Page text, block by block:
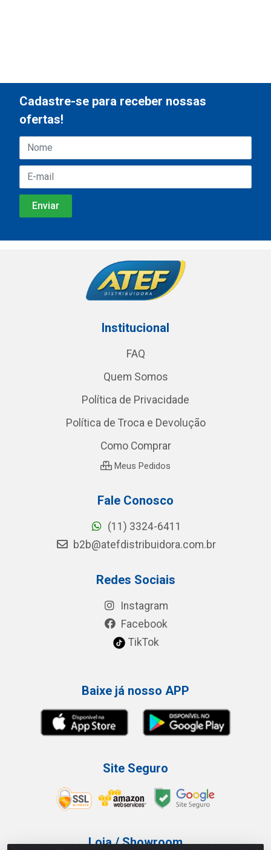
Cadastre-se para receber nossas
ofertas!
Institucional
FAQ
Quem Somos
Política de Privacidade
Política de Troca e Devolução
Como Comprar
Meus Pedidos
Fale Conosco
(11) 3324-6411
b2b@atefdistribuidora.com.br
Redes Sociais
Instagram
Facebook
TikTok
Baixe já nosso APP
Site Seguro
Loja / Showroom